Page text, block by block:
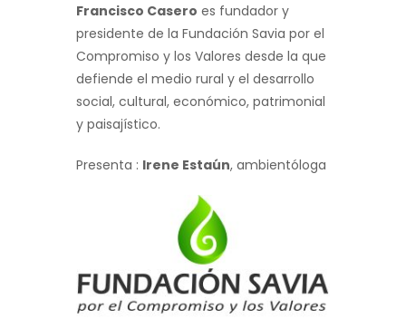
Francisco Casero es fundador y
presidente de la Fundación Savia por el
Compromiso y los Valores desde la que
defiende el medio rural y el desarrollo
social, cultural, económico, patrimonial
y paisajístico.
Presenta : Irene Estaún, ambientóloga